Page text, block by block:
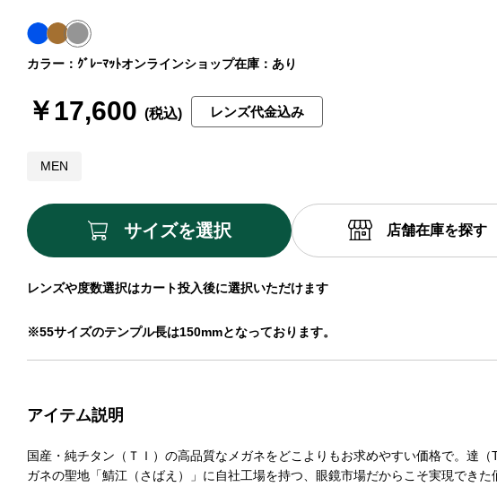
レンズや度数選択はカート投入後に選択いただけます
カラー：ｸﾞﾚｰﾏｯﾄオンラインショップ在庫：あり
※55サイズのテンプル長は150mmとなっております。
￥17,600 レンズ代金込み
MEN
アイテム説明
国産・純チタン（ＴＩ）の高品質なメガネをどこよりもお求めやすい価格で。達（
ガネの聖地「鯖江（さばえ）」に自社工場を持つ、眼鏡市場だからこそ実現できた
サイズを選択 店舗在庫を探す